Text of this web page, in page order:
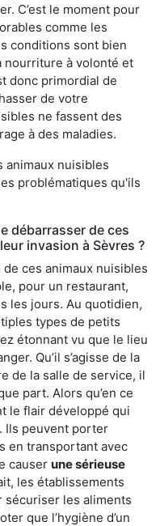
C’est le moment pour
comme les
conditions sont bien
nourriture à volonté et
donc primordial de
de votre
ne fassent des
à des maladies.
animaux nuisibles
problématiques qu'ils
débarrasser de ces
invasion à Sèvres ?
ces animaux nuisibles
pour un restaurant,
les jours. Au quotidien,
types de petits
étonnant vu que le lieu
Qu’il s’agisse de la
de la salle de service, il
part. Alors qu’en ce
le flair développé qui
Ils peuvent porter
en transportant avec
causer une sérieuse
les établissements
les aliments
que l’hygiène d’un